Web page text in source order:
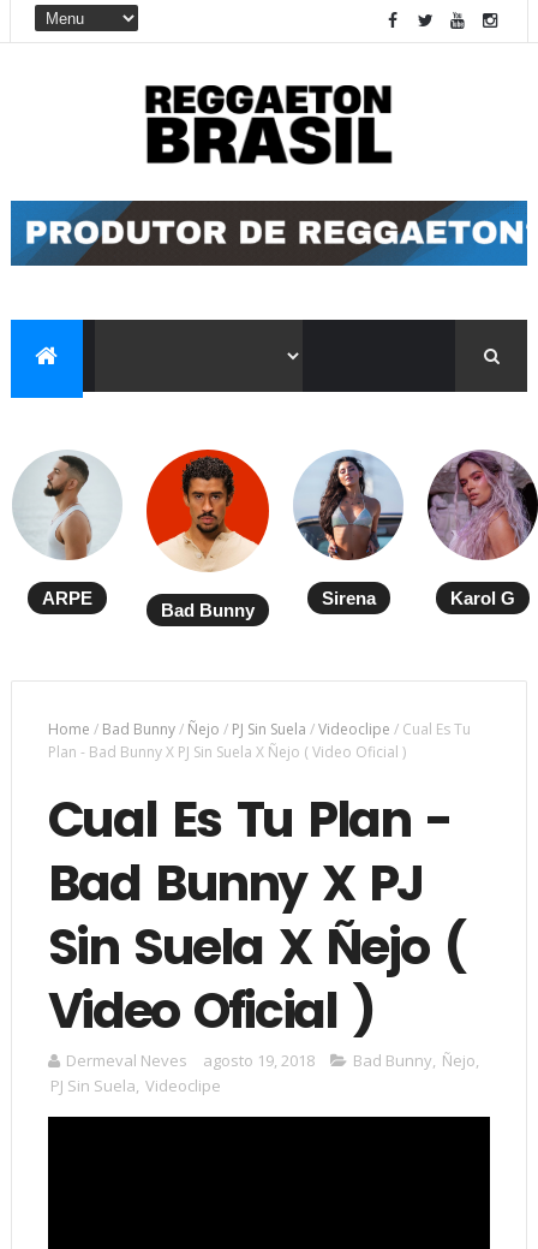
ARPE
Bad Bunny
Sirena Karol G
Home / Bad Bunny/ Ñejo / PJ Sin Suela /Videoclipe / Cual Es Tu
Plan - Bad Bunny X PJ Sin Suela X Ñejo ( Video Oficial )
Cual Es Tu Plan -
Bad Bunny X PJ
Sin Suela X Ñejo (
Video Oficial )
Dermeval Neves agosto 19, 2018 Bad Bunny, Ñejo,
PJ Sin Suela, Videoclipe